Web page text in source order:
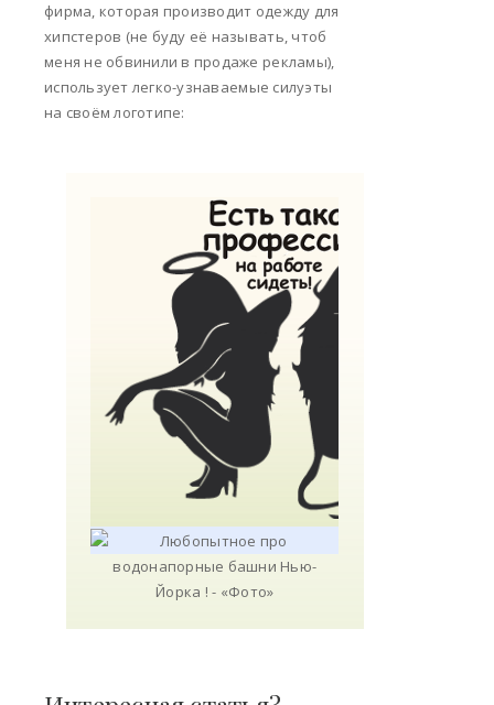
фирма, которая производит одежду для
хипстеров (не буду её называть, чтоб
меня не обвинили в продаже рекламы),
использует легко-узнаваемые силуэты
на своём логотипе: